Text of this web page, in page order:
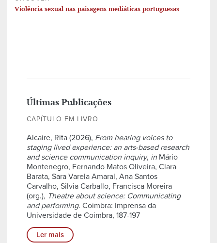
Violência sexual nas paisagens mediáticas portuguesas
Últimas Publicações
CAPÍTULO EM LIVRO
Alcaire, Rita (2026), From hearing voices to
staging lived experience: an arts-based research
and science communication inquiry, in Mário
Montenegro, Fernando Matos Oliveira, Clara
Barata, Sara Varela Amaral, Ana Santos
Carvalho, Silvia Carballo, Francisca Moreira
(org.), Theatre about science: Communicating
and performing. Coimbra: Imprensa da
Universidade de Coimbra, 187-197
Ler mais